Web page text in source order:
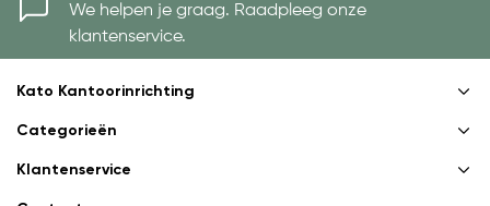
We helpen je graag. Raadpleeg onze
klantenservice.
Kato Kantoorinrichting
Categorieën
Klantenservice